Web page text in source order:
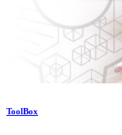
ToolBox